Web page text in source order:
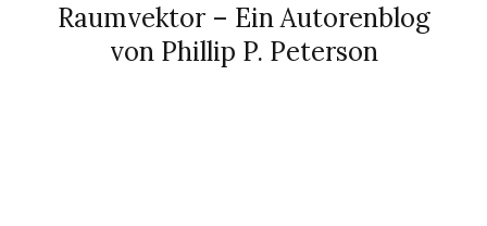
Raumvektor – Ein Autorenblog
von Phillip P. Peterson